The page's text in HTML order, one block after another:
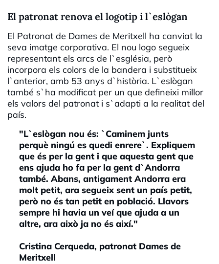
El patronat renova el logotip i l`eslògan
El Patronat de Dames de Meritxell ha canviat la
seva imatge corporativa. El nou logo segueix
representant els arcs de l`església, però
incorpora els colors de la bandera i substitueix
l`anterior, amb 53 anys d`història. L`eslògan
també s`ha modificat per un que defineixi millor
els valors del patronat i s`adapti a la realitat del
país.
"L`eslògan nou és: `Caminem junts
perquè ningú es quedi enrere`. Expliquem
que és per la gent i que aquesta gent que
ens ajuda ho fa per la gent d`Andorra
també. Abans, antigament Andorra era
molt petit, ara segueix sent un país petit,
però no és tan petit en població. Llavors
sempre hi havia un veí que ajuda a un
altre, ara això ja no és així."
Cristina Cerqueda, patronat Dames de
Meritxell